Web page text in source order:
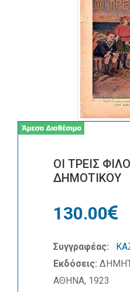
ΟΙ ΤΡΕΙΣ
ΔΗΜΟΤΙΚΟΥ
130.00
Συγγραφέας:
Εκδόσεις:
ΑΘΗΝΑ, 1923